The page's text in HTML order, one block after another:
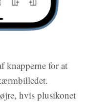
knapperne for at
hvis plusikonet